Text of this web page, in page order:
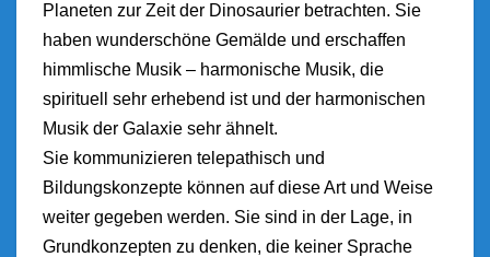
Planeten zur Zeit der Dinosaurier betrachten. Sie
haben wunderschöne Gemälde und erschaffen
himmlische Musik – harmonische Musik, die
spirituell sehr erhebend ist und der harmonischen
Musik der Galaxie sehr ähnelt.
Sie kommunizieren telepathisch und
Bildungskonzepte können auf diese Art und Weise
weiter gegeben werden. Sie sind in der Lage, in
Grundkonzepten zu denken, die keiner Sprache